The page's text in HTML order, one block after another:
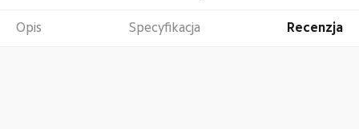
Opis Specyfikacja Recenzja